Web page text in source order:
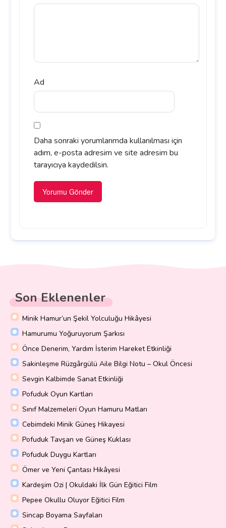
Ad
Daha sonraki yorumlarımda kullanılması için
adım, e-posta adresim ve site adresim bu
tarayıcıya kaydedilsin.
Son Eklenenler
Minik Hamur’un Şekil Yolculuğu Hikâyesi
Hamurumu Yoğuruyorum Şarkısı
Önce Denerim, Yardım İsterim Hareket Etkinliği
Sakinleşme Rüzgârgülü Aile Bilgi Notu – Okul Öncesi
Sevgin Kalbimde Sanat Etkinliği
Pofuduk Oyun Kartları
Sınıf Malzemeleri Oyun Hamuru Matları
Cebimdeki Minik Güneş Hikayesi
Pofuduk Tavşan ve Güneş Kuklası
Pofuduk Duygu Kartları
Ömer ve Yeni Çantası Hikâyesi
Kardeşim Ozi | Okuldaki İlk Gün Eğitici Film
Pepee Okullu Oluyor Eğitici Film
Sincap Boyama Sayfaları